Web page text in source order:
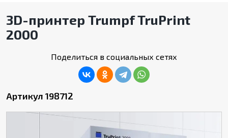
3D-принтер Trumpf TruPrint
2000
Поделиться в социальных сетях
Артикул 198712